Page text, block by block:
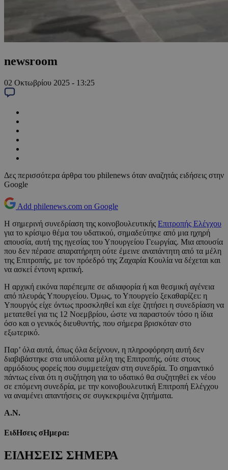
newsroom
02 Οκτωβρίου 2025 - 13:25
Δες περισσότερα άρθρα του philenews όταν αναζητάς ειδήσεις στην
Google
Add philenews.com on Google
Η σημερινή συνεδρίαση της κοινοβουλευτικής Επιτροπής Ελέγχου
για το κρίσιμο θέμα του υδατικού, σημαδεύτηκε από μια ηχηρή
απουσία, αυτή της ηγεσίας του Υπουργείου Γεωργίας. Μια απουσία
που δεν πέρασε απαρατήρητη ούτε έμεινε αναπάντητη από τα μέλη
της Επιτροπής, με τον πρόεδρό της Ζαχαρία Κουλία να δέχεται και
να ασκεί έντονη κριτική.
Η αρχική εικόνα παρέπεμπε σε αδιαφορία ή και θεσμική αγένεια
από πλευράς Υπουργείου. Όμως, το Υπουργείο ξεκαθαρίζει: η
Υπουργός είχε όντως προσκληθεί και είχε ζητήσει η συνεδρίαση να
μετατεθεί για τις 12 Νοεμβρίου, ώστε να παραστούν τόσο η ίδια
όσο και ο γενικός διευθυντής, που σήμερα βρισκόταν στο
εξωτερικό.
Παρ’ όλα αυτά, όπως όλα δείχνουν, η πληροφόρηση αυτή δεν
διαβιβάστηκε στα υπόλοιπα μέλη της Επιτροπής, ούτε στους
αρμόδιους φορείς που συμμετείχαν στη συνεδρία. Το σημαντικό
πάντως είναι ότι η συζήτηση για το υδατικό θα συζητηθεί εκ νέου
σε επόμενη συνεδρία, με την κοινοβουλευτική Επιτροπή Ελέγχου
να αναμένει απαντήσεις σε συγκεκριμένα ζητήματα.
Α.Ν.
ΕιδΗσεις σΗμερα:
ΕΙΔΗΣΕΙΣ ΣΗΜΕΡΑ